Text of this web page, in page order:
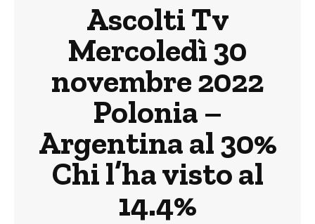
Ascolti Tv
Mercoledì 30
novembre 2022
Polonia –
Argentina al 30%
Chi l’ha visto al
14.4%